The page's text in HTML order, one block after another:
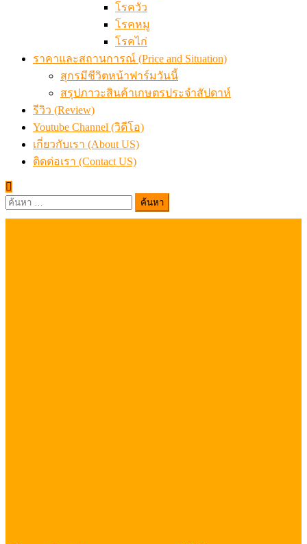
โรควัว
โรคหมู
โรคไก่
ราคาและสถานการณ์ (Price and Situation)
สุกรมีชีวิตหน้าฟาร์มวันนี้
สรุปภาวะสินค้าเกษตรประจำสัปดาห์
รีวิว (Review)
Youtube Channel (วิดีโอ)
เกี่ยวกับเรา (About US)
ติดต่อเรา (Contact US)
ค้นหา
สำหรับ: